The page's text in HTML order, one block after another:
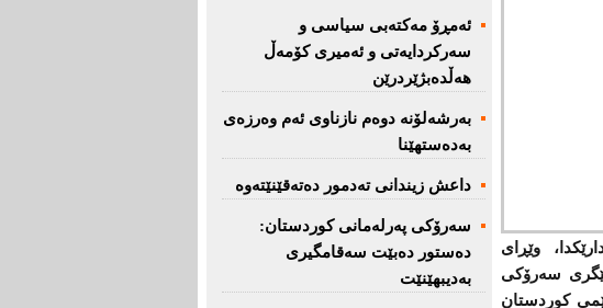
وێڕای‌
سەرۆکی
كوردستان
ئه‌مڕۆ مه‌كته‌بی‌ سیاسی‌ و
سه‌ركردایه‌تی‌ و ئه‌میری‌ كۆمه‌ڵ
هەڵدەبژێردرێن
به‌رشه‌لۆنه‌ دوه‌م نازناوی ئه‌م وه‌رزه‌ی
به‌ده‌ستهێنا
داعش زیندانی تەدمور دەتەقێنێتەوە
سەرۆكی پەرلەمانی كوردستان:
دەستور دەبێت سەقامگیری
بەدیبهێنێت